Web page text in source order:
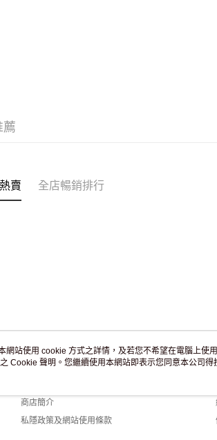
薦
賣 全店暢銷排行
關於我們
商店簡介
私隱政策及網站使用條款
網站使用 cookie 方式之詳情，及若您不希望在電腦上使
Cookie 聲明。您繼續使用本網站即表示您同意本公司